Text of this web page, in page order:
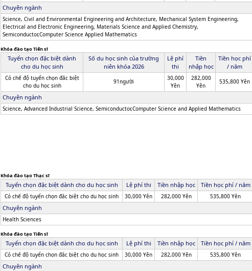
Chuyên ngành
Science, Civil and Environmental Engineering and Architecture, Mechanical System Engineering,
Electrical and Electronic Engineering, Materials Science and Applied Chemistry,
Semiconductor,Computer Science Applied Mathematics
Khóa đào tạo Tiến sĩ
Tuyển chọn đặc biệt dành
cho du học sinh
Số du học sinh của trường
niên khóa 2026
Lệ phí
thi
Tiền
nhập học
Tiền học phí
/ năm
Có chế độ tuyển chọn đăc biệt
cho du học sinh
91người
30,000
Yên
282,000
Yên
535,800 Yên
Chuyên ngành
Science, Advanced Industrial Science, Semiconductor,Computer Science and Applied Mathematics
Khóa đào tạo Thạc sĩ
Tuyển chọn đặc biệt dành cho du học sinh Lệ phí thi Tiền nhập học Tiền học phí / năm
Có chế độ tuyển chọn đăc biệt cho du học sinh 30,000 Yên 282,000 Yên 535,800 Yên
Chuyên ngành
Health Sciences
Khóa đào tạo Tiến sĩ
Tuyển chọn đặc biệt dành cho du học sinh Lệ phí thi Tiền nhập học Tiền học phí / năm
Có chế độ tuyển chọn đăc biệt cho du học sinh 30,000 Yên 282,000 Yên 535,800 Yên
Chuyên ngành